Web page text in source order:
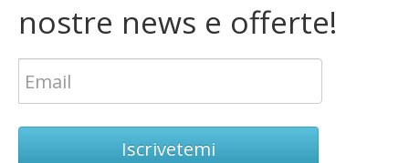
nostre news e offerte!
Iscrivetemi